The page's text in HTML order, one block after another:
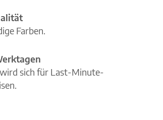
Farben.
sich für Last-Minute-